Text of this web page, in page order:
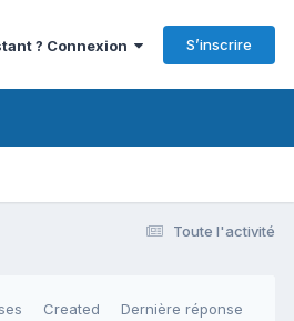
? Connexion S’inscrire
Toute l'activité
Created Dernière réponse